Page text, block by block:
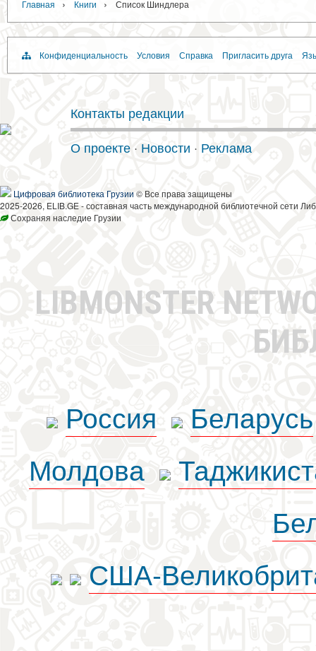
Главная › Книги › Список Шиндлера
Конфиденциальность Условия Справка Пригласить друга
Контакты редакции
О проекте · Новости · Реклама
Цифровая библиотека Грузии © Все права защищены
2025-2026, ELIB.GE - составная часть международной библиотечной сети
Сохраняя наследие Грузии
LIBMONSTER
Россия
Беларусь
Молдова
США-